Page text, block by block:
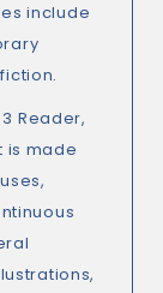
include
Reader,
is made